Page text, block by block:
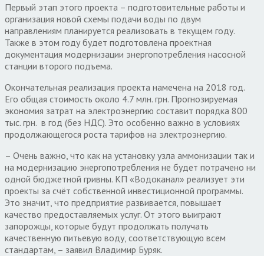
Первый этап этого проекта – подготовительные работы и
организация новой схемы подачи воды по двум
направлениям планируется реализовать в текущем году.
Также в этом году будет подготовлена проектная
документация модернизации энергопотребления насосной
станции второго подъема.
Окончательная реализация проекта намечена на 2018 год.
Его общая стоимость около 4.7 млн. грн. Прогнозируемая
экономия затрат на электроэнергию составит порядка 800
тыс. грн. в год (без НДС). Это особенно важно в условиях
продолжающегося роста тарифов на электроэнергию.
– Очень важно, что как на установку узла аммонизации так и
на модернизацию энергопотребления не будет потрачено ни
одной бюджетной гривны. КП «Водоканал» реализует эти
проекты за счёт собственной инвестиционной программы.
Это значит, что предприятие развивается, повышает
качество предоставляемых услуг. От этого выиграют
запорожцы, которые будут продолжать получать
качественную питьевую воду, соответствующую всем
стандартам, – заявил Владимир Буряк.